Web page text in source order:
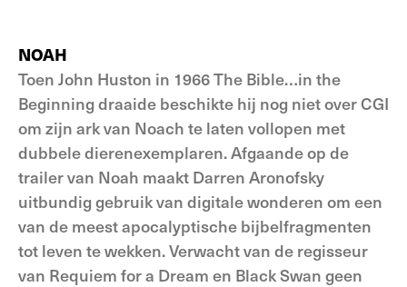
NOAH
Toen John Huston in 1966 The Bible…in the
Beginning draaide beschikte hij nog niet over CGI
om zijn ark van Noach te laten vollopen met
dubbele dierenexemplaren. Afgaande op de
trailer van Noah maakt Darren Aronofsky
uitbundig gebruik van digitale wonderen om een
van de meest apocalyptische bijbelfragmenten
tot leven te wekken. Verwacht van de regisseur
van Requiem for a Dream en Black Swan geen